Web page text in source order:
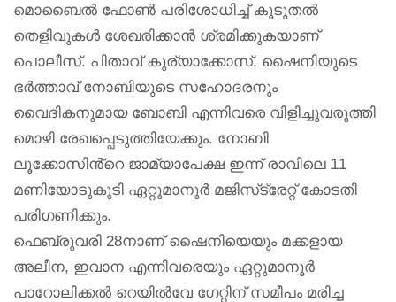
മൊബൈൽ ഫോൺ പരിശോധിച്ച് കൂടുതൽ
തെളിവുകൾ ശേഖരിക്കാൻ ശ്രമിക്കുകയാണ്
പൊലീസ്. പിതാവ് കുര്യാക്കോസ്, ഷൈനിയുടെ
ഭർത്താവ് നോബിയുടെ സഹോദരനും
വൈദികനുമായ ബോബി എന്നിവരെ വിളിച്ചുവരുത്തി
മൊഴി രേഖപ്പെടുത്തിയേക്കും. നോബി
ലൂക്കോസിൻ്റെ ജാമ്യാപേക്ഷ ഇന്ന് രാവിലെ 11
മണിയോടുകൂടി ഏറ്റുമാനൂർ മജിസ്‌ട്രേറ്റ് കോടതി
പരിഗണിക്കും.
ഫെബ്രുവരി 28നാണ് ഷൈനിയെയും മക്കളായ
അലീന, ഇവാന എന്നിവരെയും ഏറ്റുമാനൂർ
പാറോലിക്കൽ റെയിൽവേ ഗേറ്റിന് സമീപം മരിച്ച